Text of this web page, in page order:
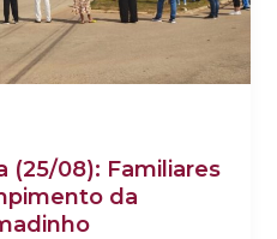
(25/08): Familiares
da